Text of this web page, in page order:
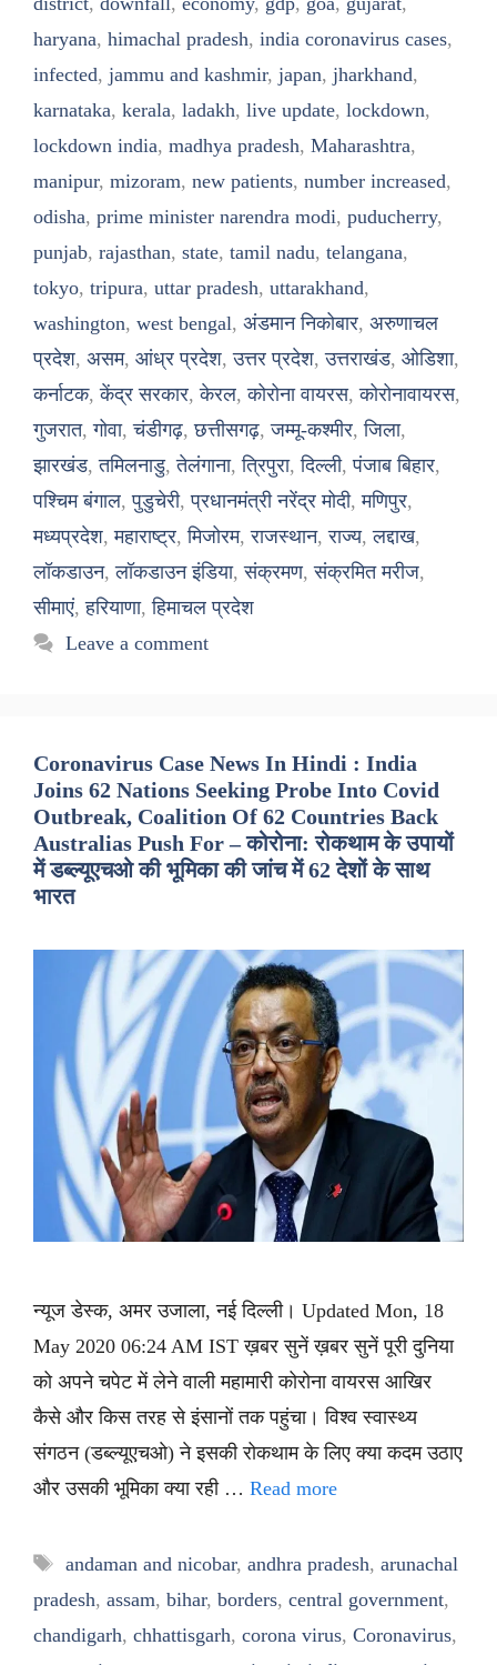
haryana, himachal pradesh, india coronavirus cases,
infected, jammu and kashmir, japan, jharkhand,
karnataka, kerala, ladakh, live update, lockdown,
lockdown india, madhya pradesh, Maharashtra,
manipur, mizoram, new patients, number increased,
odisha, prime minister narendra modi, puducherry,
punjab, rajasthan, state, tamil nadu, telangana,
tokyo, tripura, uttar pradesh, uttarakhand,
washington, west bengal, अंडमान निकोबार, अरुणाचल
प्रदेश, असम, आंध्र प्रदेश,उत्तर प्रदेश,उत्तराखंड, ओडिशा,
कर्नाटक,केंद्र सरकार,केरल,कोरोना वायरस,कोरोनावायरस,
गुजरात,गोवा,चंडीगढ़,छत्तीसगढ़,जम्मू-कश्मीर,जिला,
झारखंड,तमिलनाडु,तेलंगाना,त्रिपुरा,दिल्ली,पंजाब बिहार,
पश्चिम बंगाल,पुडुचेरी,प्रधानमंत्री नरेंद्र मोदी,मणिपुर,
मध्यप्रदेश,महाराष्ट्र,मिजोरम,राजस्थान,राज्य,लद्दाख,
लॉकडाउन,लॉकडाउन इंडिया,संक्रमण,संक्रमित मरीज,
सीमाएं,हरियाणा,हिमाचल प्रदेश
Leave a comment
Coronavirus Case News In Hindi : India
Joins 62 Nations Seeking Probe Into Covid
Outbreak, Coalition Of 62 Countries Back
Australias Push For – कोरोना: रोकथाम के उपायों
में डब्ल्यूएचओ की भूमिका की जांच में 62 देशों के साथ
भारत
न्यूज डेस्क, अमर उजाला, नई दिल्ली। Updated Mon, 18
May 2020 06:24 AM IST ख़बर सुनें ख़बर सुनें पूरी दुनिया
को अपने चपेट में लेने वाली महामारी कोरोना वायरस आखिर
कैसे और किस तरह से इंसानों तक पहुंचा। विश्व स्वास्थ्य
संगठन (डब्ल्यूएचओ) ने इसकी रोकथाम के लिए क्या कदम उठाए
और उसकी भूमिका क्या रही … Read more
Tags
andaman and nicobar, andhra pradesh, arunachal
pradesh, assam, bihar, borders, central government,
chandigarh, chhattisgarh, corona virus, Coronavirus,